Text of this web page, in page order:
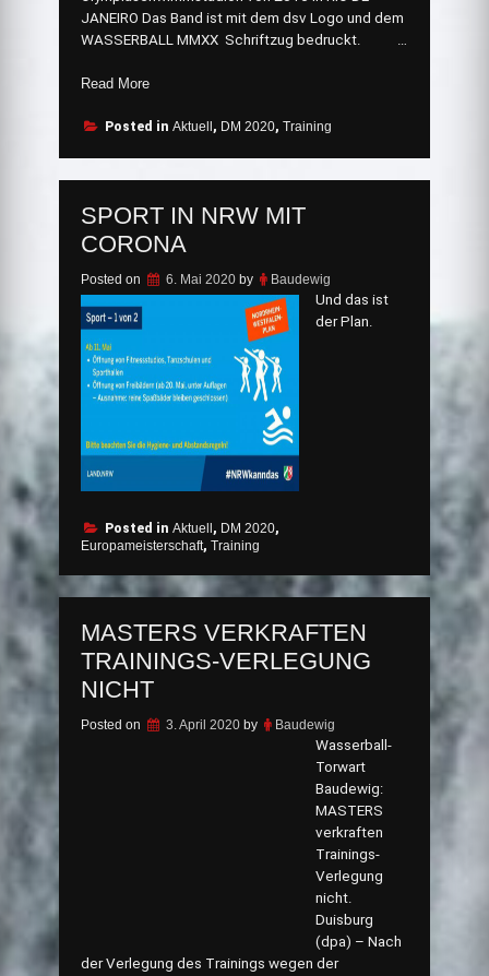
JANEIRO Das Band ist mit dem dsv Logo und dem
WASSERBALL MMXX Schriftzug bedruckt. …
Read More„Das
sie
Posted in Aktuell , DM 2020, Training
SPORT IN NRW MIT
CORONA
Posted on 6. Mai 2020by Baudewig
Und das ist
der Plan.
Posted in Aktuell , DM 2020,
Europameisterschaft, Training
MASTERS VERKRAFTEN
TRAININGS-VERLEGUNG
NICHT
Posted on 3. April 2020by Baudewig
Wasserball-
Torwart
Baudewig:
MASTERS
verkraften
Trainings-
Verlegung
nicht.
Duisburg
(dpa) – Nach
der Verlegung des Trainings wegen der